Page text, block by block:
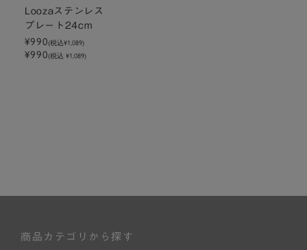
Loozaステンレス
プレート24cm
¥990(税込¥1,089)
¥990(税込 ¥1,089)
商品カテゴリから探す